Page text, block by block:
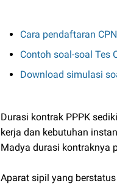
Cara pendaftaran
Contoh soal-soal Tes
Download simulasi
Durasi kontrak PPPK
kerja dan kebutuhan
Madya durasi kontraknya
Aparat sipil yang